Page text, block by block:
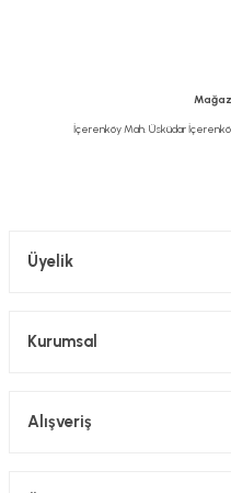
İçerenköy Mah. Üsküdar
Üyelik
Kurumsal
Alışveriş